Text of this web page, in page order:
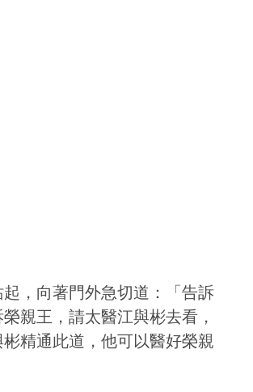
，向著門外急切道：「告訴
親王，請太醫江與彬去看，
精通此道，他可以醫好榮親